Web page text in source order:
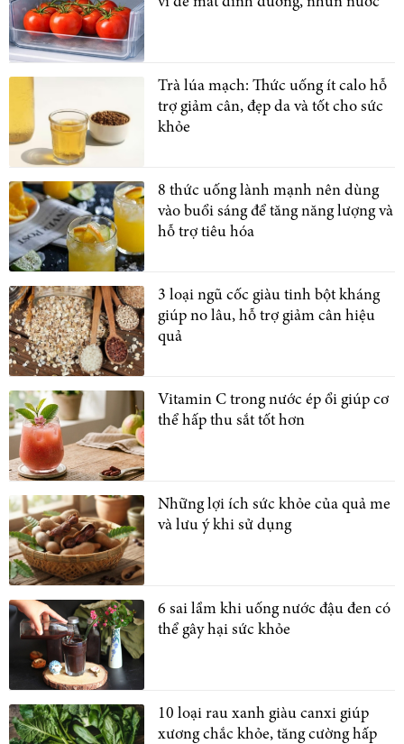
Trà lúa mạch: Thức uống ít calo hỗ
trợ giảm cân, đẹp da và tốt cho sức
khỏe
8 thức uống lành mạnh nên dùng
vào buổi sáng để tăng năng lượng và
hỗ trợ tiêu hóa
3 loại ngũ cốc giàu tinh bột kháng
giúp no lâu, hỗ trợ giảm cân hiệu
quả
Vitamin C trong nước ép ổi giúp cơ
thể hấp thu sắt tốt hơn
Những lợi ích sức khỏe của quả me
và lưu ý khi sử dụng
6 sai lầm khi uống nước đậu đen có
thể gây hại sức khỏe
10 loại rau xanh giàu canxi giúp
xương chắc khỏe, tăng cường hấp